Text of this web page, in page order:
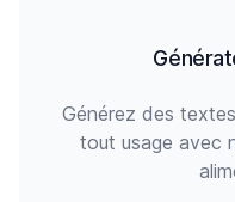
Générez des
tout usage avec